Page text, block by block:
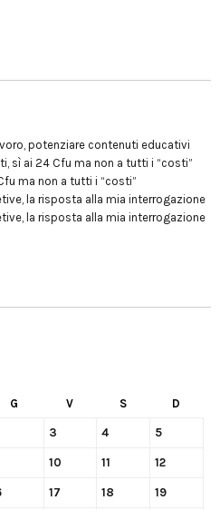
potenziare contenuti educativi
sì ai 24 Cfu ma non a tutti i “costi”
ma non a tutti i “costi”
la risposta alla mia interrogazione
la risposta alla mia interrogazione
G V S D
3 4 5
10 11 12
17 18 19